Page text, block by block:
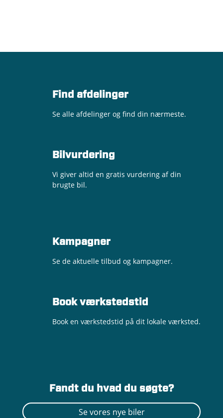
Find afdelinger
Se alle afdelinger og find din nærmeste.
Bilvurdering
Vi giver altid en gratis vurdering af din
brugte bil.
Kampagner
Se de aktuelle tilbud og kampagner.
Book værkstedstid
Book en værkstedstid på dit lokale værksted.
Fandt du hvad du søgte?
Se vores nye biler